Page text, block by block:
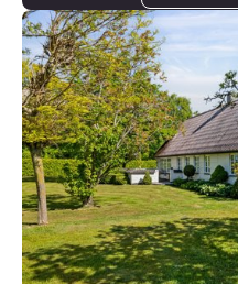
Landejendom:
Ramskovvej
3,
8500
Grenaa